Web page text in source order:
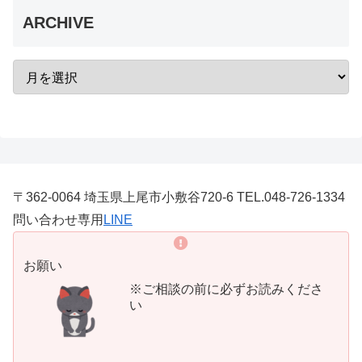
ARCHIVE
〒362-0064 埼玉県上尾市小敷谷720-6 TEL.048-726-1334
問い合わせ専用 LINE
お願い
※ご相談の前に必ずお読みくださ
い